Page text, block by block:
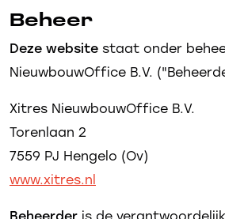
Beheer
Deze website staat onder
NieuwbouwOffice B.V.
Xitres NieuwbouwOffice B.V.
Torenlaan 2
7559 PJ Hengelo (Ov)
www.xitres.nl
Beheerder is de